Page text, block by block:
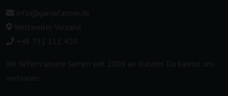
info@ganjafarmer.de
Weltweiter Versand
+48 731 111 420
Wir liefern unsere Samen seit 2009 an Kunden. Du kannst uns
vertrauen.